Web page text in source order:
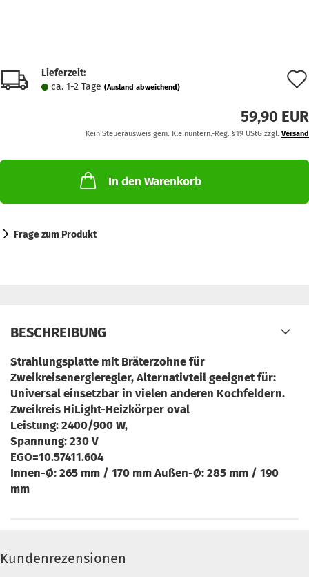
Lieferzeit:
ca. 1-2 Tage (Ausland abweichend)
59,90 EUR
Kein Steuerausweis gem. Kleinuntern.-Reg. §19 UStG zzgl. Versand
In den Warenkorb
Frage zum Produkt
BESCHREIBUNG
Strahlungsplatte mit Bräterzohne für
Zweikreisenergieregler, Alternativteil geeignet für:
Universal einsetzbar in vielen anderen Kochfeldern.
Zweikreis HiLight-Heizkörper oval
Leistung: 2400/900 W,
Spannung: 230 V
EGO=10.57411.604
Innen-Ø: 265 mm / 170 mm Außen-Ø: 285 mm / 190
mm
Kundenrezensionen